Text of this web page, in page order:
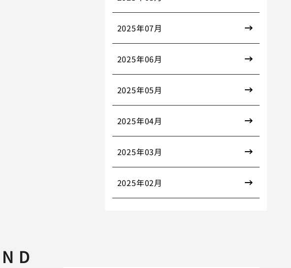
2025年07月
2025年06月
2025年05月
2025年04月
2025年03月
2025年02月